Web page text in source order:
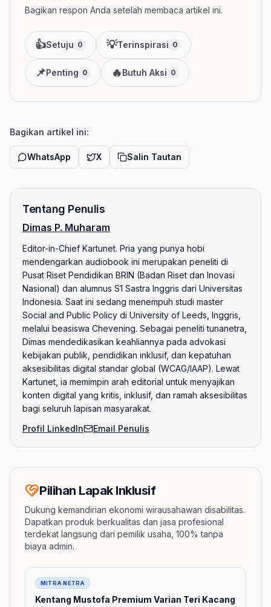
Bagikan respon Anda setelah membaca artikel ini.
👍Setuju 0 💡Terinspirasi 0
📌Penting 0 🔥Butuh Aksi 0
Bagikan artikel ini:
WhatsApp X Salin Tautan
Tentang Penulis
Dimas P. Muharam
Editor-in-Chief Kartunet. Pria yang punya hobi
mendengarkan audiobook ini merupakan peneliti di
Pusat Riset Pendidikan BRIN (Badan Riset dan Inovasi
Nasional) dan alumnus S1 Sastra Inggris dari Universitas
Indonesia. Saat ini sedang menempuh studi master
Social and Public Policy di University of Leeds, Inggris,
melalui beasiswa Chevening. Sebagai peneliti tunanetra,
Dimas mendedikasikan keahliannya pada advokasi
kebijakan publik, pendidikan inklusif, dan kepatuhan
aksesibilitas digital standar global (WCAG/IAAP). Lewat
Kartunet, ia memimpin arah editorial untuk menyajikan
konten digital yang kritis, inklusif, dan ramah aksesibilitas
bagi seluruh lapisan masyarakat.
Profil LinkedIn
Email Penulis
Pilihan Lapak Inklusif
Dukung kemandirian ekonomi wirausahawan disabilitas.
Dapatkan produk berkualitas dan jasa profesional
terdekat langsung dari pemilik usaha, 100% tanpa
biaya admin.
Barang
MITRA NETRA
Kentang Mustofa Premium Varian Teri Kacang